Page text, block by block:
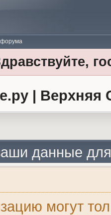
| Верхняя
данные
могут